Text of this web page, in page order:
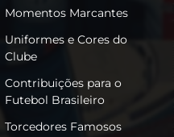
Momentos Marcantes
Uniformes e Cores do
Clube
Contribuições para o
Futebol Brasileiro
Torcedores Famosos